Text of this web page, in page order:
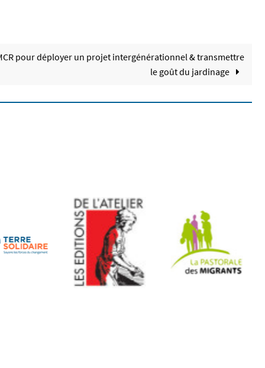
MCR pour déployer un projet intergénérationnel & transmettre
le goût du jardinage